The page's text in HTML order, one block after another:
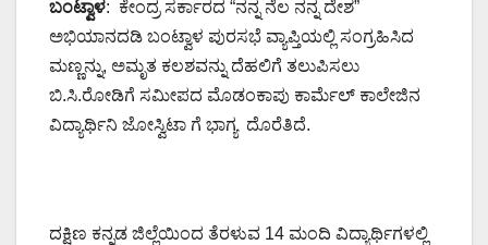
ಬಂಟ್ವಾಳ: ಕೇಂದ್ರ ಸರ್ಕಾರದ “ನನ್ನ ನೆಲ ನನ್ನ ದೇಶ”
ಅಭಿಯಾನದಡಿ ಬಂಟ್ವಾಳ ಪುರಸಭೆ ವ್ಯಾಪ್ತಿಯಲ್ಲಿ ಸಂಗ್ರಹಿಸಿದ
ಮಣ್ಣನ್ನು, ಅಮೃತ ಕಲಶವನ್ನು ದೆಹಲಿಗೆ ತಲುಪಿಸಲು
ಬಿ.ಸಿ.ರೋಡಿಗೆ ಸಮೀಪದ ಮೊಡಂಕಾಪು ಕಾರ್ಮೆಲ್ ಕಾಲೇಜಿನ
ವಿದ್ಯಾರ್ಥಿನಿ ಜೋಸ್ವಿಟಾ ಗೆ ಭಾಗ್ಯ ದೊರೆತಿದೆ.
ದಕ್ಷಿಣ ಕನ್ನಡ ಜಿಲ್ಲೆಯಿಂದ ತೆರಳುವ 14 ಮಂದಿ ವಿದ್ಯಾರ್ಥಿಗಳಲ್ಲಿ